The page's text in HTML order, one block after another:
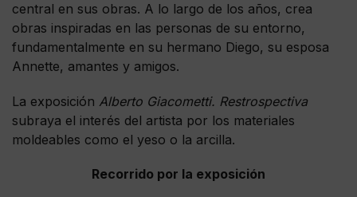
central en sus obras. A lo largo de los años, crea
obras inspiradas en las personas de su entorno,
fundamentalmente en su hermano Diego, su esposa
Annette, amantes y amigos.
La exposición Alberto Giacometti. Restrospectiva
subraya el interés del artista por los materiales
moldeables como el yeso o la arcilla.
Recorrido por la exposición